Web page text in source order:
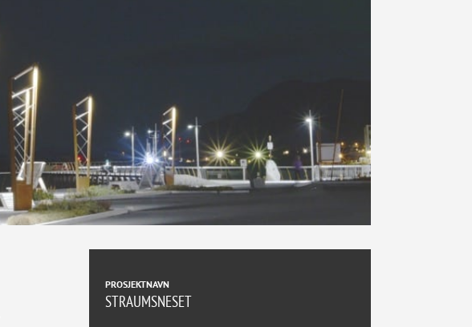
PROSJEKTNAVN
STRAUMSNESET